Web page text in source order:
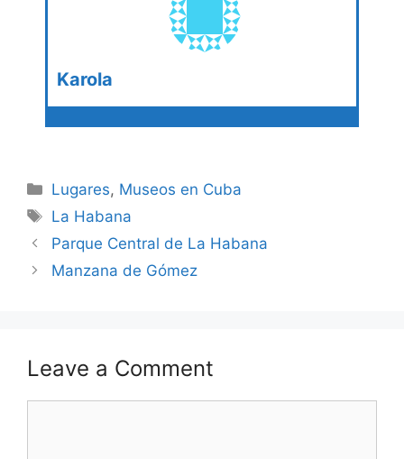
Karola
Categories
Lugares, Museos en Cuba
Tags
La Habana
Parque Central de La Habana
Manzana de Gómez
Leave a Comment